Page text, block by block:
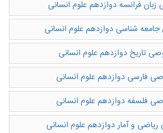
به کودکان
آموزشگاه ها
فرانسه دوازدهم علوم انسانی
شناسی دوازدهم علوم انسانی
تاریخ دوازدهم علوم انسانی
فارسی دوازدهم علوم انسانی
فلسفه دوازدهم علوم انسانی
و آمار دوازدهم علوم انسانی